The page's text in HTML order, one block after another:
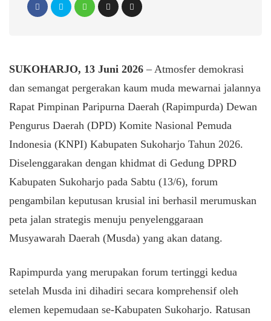
SUKOHARJO, 13 Juni 2026 – Atmosfer demokrasi
dan semangat pergerakan kaum muda mewarnai jalannya
Rapat Pimpinan Paripurna Daerah (Rapimpurda) Dewan
Pengurus Daerah (DPD) Komite Nasional Pemuda
Indonesia (KNPI) Kabupaten Sukoharjo Tahun 2026.
Diselenggarakan dengan khidmat di Gedung DPRD
Kabupaten Sukoharjo pada Sabtu (13/6), forum
pengambilan keputusan krusial ini berhasil merumuskan
peta jalan strategis menuju penyelenggaraan
Musyawarah Daerah (Musda) yang akan datang.
​Rapimpurda yang merupakan forum tertinggi kedua
setelah Musda ini dihadiri secara komprehensif oleh
elemen kepemudaan se-Kabupaten Sukoharjo. Ratusan